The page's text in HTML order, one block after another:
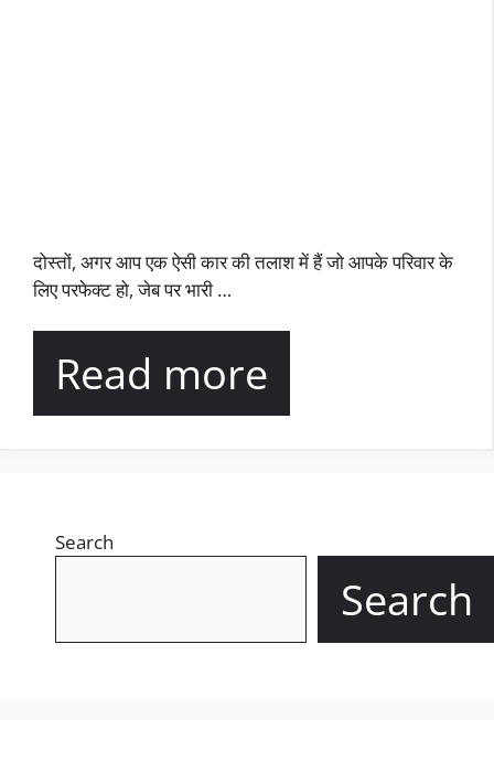
दोस्तों, अगर आप एक ऐसी कार की तलाश में हैं जो आपके परिवार के
लिए परफेक्ट हो, जेब पर भारी …
Read more
Search
Search